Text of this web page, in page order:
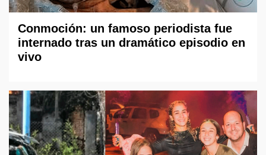
Conmoción: un famoso periodista fue
internado tras un dramático episodio en
vivo